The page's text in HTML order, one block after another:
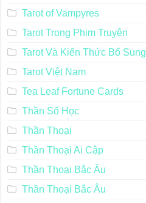
Tarot of Vampyres
Tarot Trong Phim Truyện
Tarot Và Kiến Thức Bổ Sung
Tarot Việt Nam
Tea Leaf Fortune Cards
Thần Số Học
Thần Thoại
Thần Thoại Ai Cập
Thần Thoại Bắc Âu
Thần Thoại Bắc Âu